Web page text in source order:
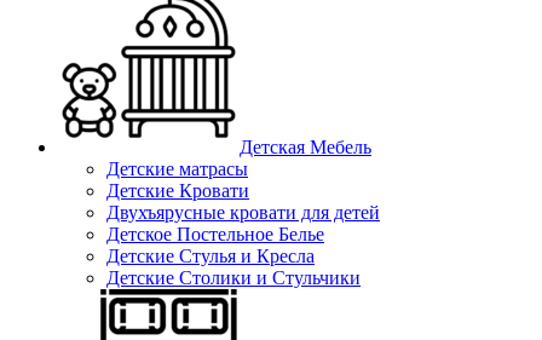
Детская Мебель
Детские матрасы
Детские Кровати
Двухъярусные кровати для детей
Детское Постельное Белье
Детские Стулья и Кресла
Детские Столики и Стульчики